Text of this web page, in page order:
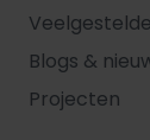
Blogs &
Projecten